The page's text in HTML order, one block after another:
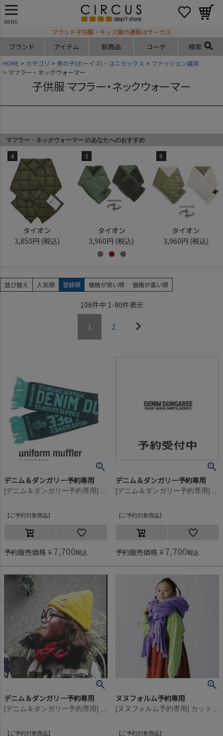
MENU
ブランド子供服・キッズ服の通販はサーカス
ブランド アイテム 新商品 コーデ 検索
HOME カテゴリ 男の子(ボーイズ)・ユニセックス
ファッション雑貨
マフラー・ネックウォーマー
子供服 マフラー・ネックウォーマー
マフラー・ネックウォーマー のあなたへのおすすめ
4
タイオン
3,850円 (税込)
5
タイオン
3,960円 (税込)
6
タイオン
3,960円 (税込)
並び替え 人気順 登録順 価格が安い順 価格が高い順
106件中 1-90件表示
1 2
デニム＆ダンガリー予約専用
ご予約対象商品
予約販売価格 ¥ 7,700税込
デニム＆ダンガリー予約専用
ご予約対象商品
予約販売価格 ¥ 7,700税込
デニム＆ダンガリー予約専用
ご予約対象商品
ヌヌフォルム予約専用
ご予約対象商品